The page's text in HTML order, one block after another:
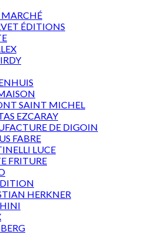
MARCHÉ
ÉDITIONS
SAINT MICHEL
EZCARAY
DE DIGOIN
FABRE
LUCE
FRITURE
HERKNER